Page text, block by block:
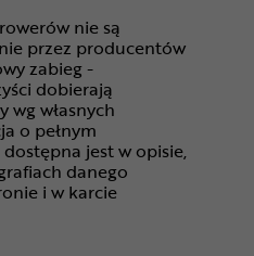
nie są
przez producentów
zabieg -
dobierają
wg własnych
o pełnym
jest w opisie,
danego
i w karcie